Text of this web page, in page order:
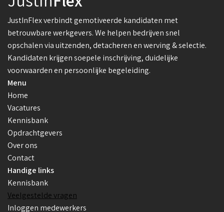
JustInFlex verbindt gemotiveerde kandidaten met
betrouwbare werkgevers. We helpen bedrijven snel
opschalen via uitzenden, detacheren en werving & selectie.
Kandidaten krijgen soepele inschrijving, duidelijke
voorwaarden en persoonlijke begeleiding.
Menu
Home
Vacatures
Kennisbank
Opdrachtgevers
Over ons
Contact
Handige links
Kennisbank
Veelgestelde vragen
Inloggen medewerkers